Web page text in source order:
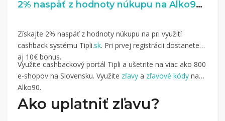
2% naspäť z hodnoty núkupu na Alko90.sk
Získajte 2% naspäť z hodnoty núkupu na pri využití
cashback systému Tipli.sk. Pri prvej registrácii dostanete
aj 10€ bonus.
Využite cashbackový portál Tipli a ušetrite na viac ako 800
e-shopov na Slovensku. Využite zľavy a zľavové kódy na
Alko90.
Ako uplatniť zľavu?